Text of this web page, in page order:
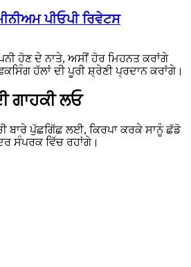
ਪੀਓਪੀ ਰਿਵੇਟਸ
ਹੋਣ ਦੇ ਨਾਤੇ, ਅਸੀਂ ਹੋਰ ਮਿਹਨਤ ਕਰਾਂਗੇ
ਹੱਲਾਂ ਦੀ ਪੂਰੀ ਸ਼੍ਰੇਣੀ ਪ੍ਰਦਾਨ ਕਰਾਂਗੇ।
ਗਾਹਕੀ ਲਓ
ਬਾਰੇ ਪੁੱਛਗਿੱਛ ਲਈ, ਕਿਰਪਾ ਕਰਕੇ ਸਾਨੂੰ ਛੱਡੋ
ਸੰਪਰਕ ਵਿੱਚ ਰਹਾਂਗੇ।